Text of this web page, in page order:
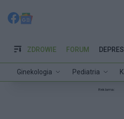
ZDROWIE
Ginekologia Pediatria
FORUM
Reklama: